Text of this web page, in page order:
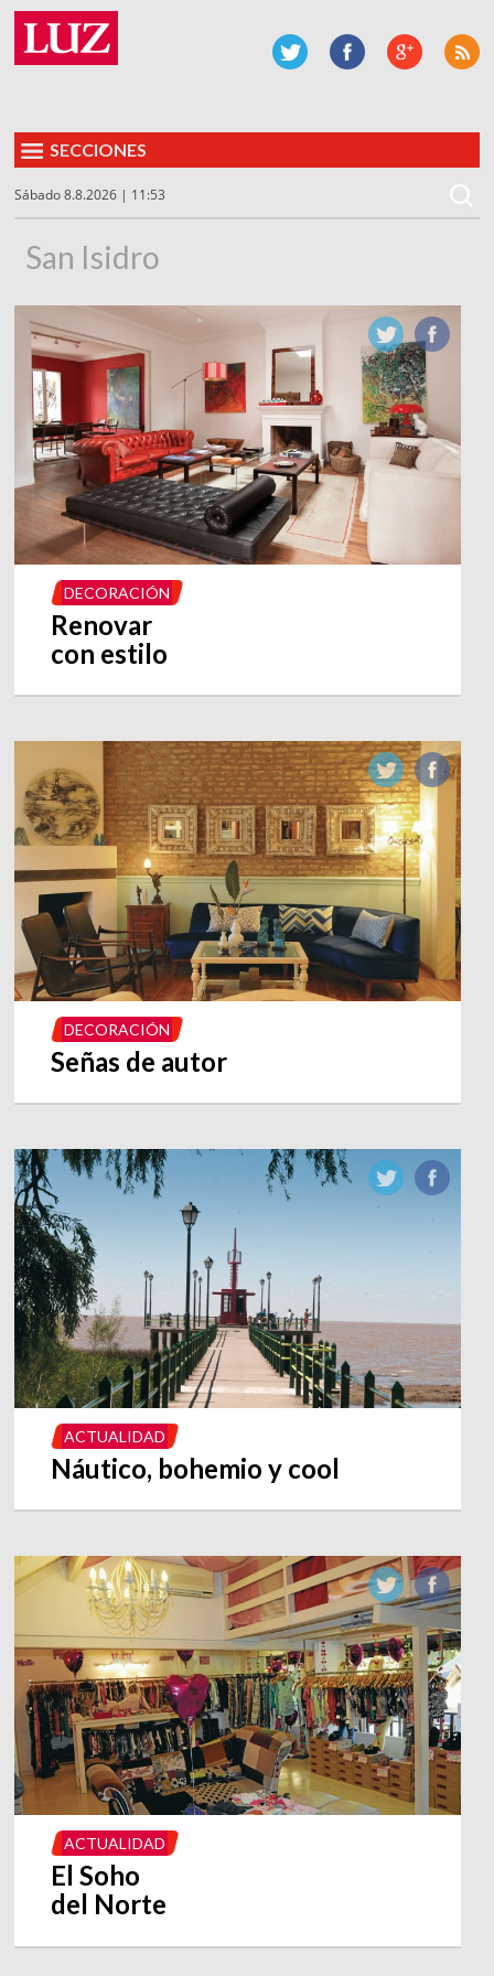
SECCIONES
Sábado 8.8.2026 | 11:53
San Isidro
DECORACIÓN
Renovar
con estilo
DECORACIÓN
Señas de autor
ACTUALIDAD
Náutico, bohemio y cool
ACTUALIDAD
El Soho
del Norte